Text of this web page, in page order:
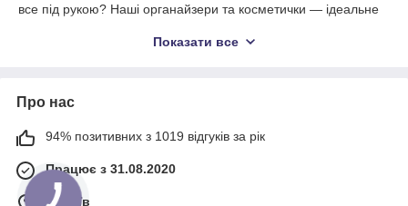
все під рукою? Наші органайзери та косметички — ідеальне
чи переїзді , чи в подорожах, чи вдома! Органайзери - це
навіть у дорожній валізі. Він допомагає не тільки
впорядкувати речі, а й зберегти їх в ідеальному стані.
Великий асортимент дає змогу обрати органайзери.
Органайзери для речей:
навпаки звільнити простір. Допоможуть вам навести порядок і
зберігати все необхідне на своїх місцях.Від маленьких
Показати все
Про нас
94% позитивних з 1019 відгуків за рік
Працює з 31.08.2020
м. Київ